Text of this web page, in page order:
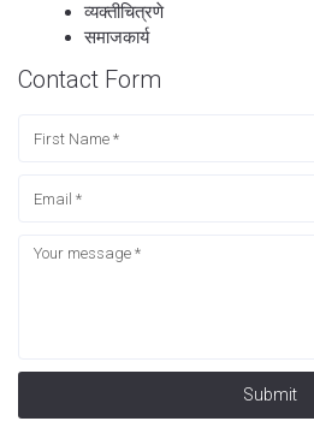
व्यक्तीचित्रणे
समाजकार्य
Contact Form
Submit